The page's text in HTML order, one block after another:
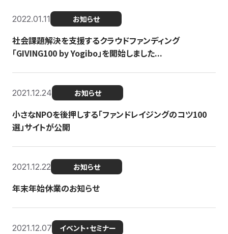
2022.01.11 お知らせ
社会課題解決を支援するクラウドファンディング
「GIVING100 by Yogibo」を開始しました...
2021.12.24 お知らせ
小さなNPOを後押しする「ファンドレイジングのコツ100
選」サイトが公開
2021.12.22 お知らせ
年末年始休業のお知らせ
2021.12.07 イベント・セミナー